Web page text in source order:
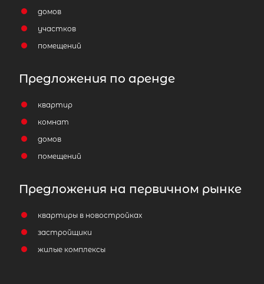
домов
участков
помещений
Предложения по аренде
квартир
комнат
домов
помещений
Предложения на первичном рынке
квартиры в новостройках
застройщики
жилые комплексы